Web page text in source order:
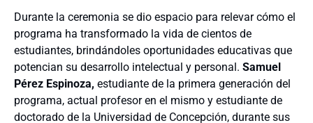
Durante la ceremonia se dio espacio para relevar cómo el
programa ha transformado la vida de cientos de
estudiantes, brindándoles oportunidades educativas que
potencian su desarrollo intelectual y personal. Samuel
Pérez Espinoza, estudiante de la primera generación del
programa, actual profesor en el mismo y estudiante de
doctorado de la Universidad de Concepción, durante sus